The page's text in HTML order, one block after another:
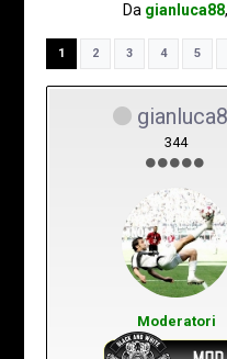
Da gianluca88,
1 2 3 4 5
344
Moderatori